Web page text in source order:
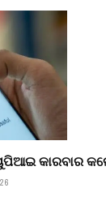
କାରବାର